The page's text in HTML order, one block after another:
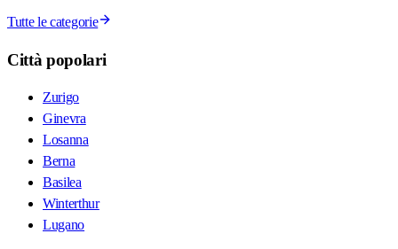
Tutte le categorie
Città popolari
Zurigo
Ginevra
Losanna
Berna
Basilea
Winterthur
Lugano